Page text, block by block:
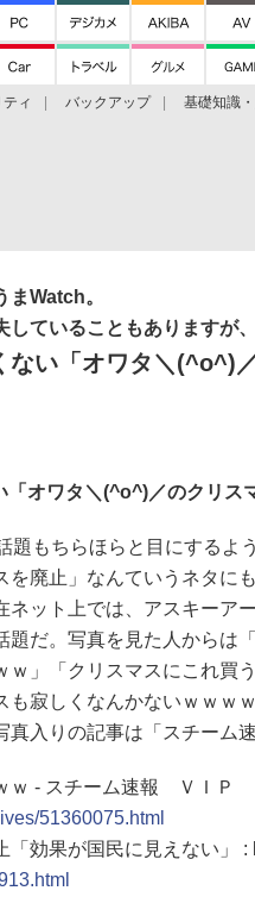
ィ バックアップ 基礎知識
まWatch。
ていることもありますが
ない「オワタ＼(^o^)
オワタ＼(^o^)／のクリス
もちらほらと目にするよ
を廃止」なんていうネタに
ネット上では、アスキーア
だ。写真を見た人からは
ｗ」「クリスマスにこれ買
も寂しくなんかないｗｗｗ
真入りの記事は「スチーム
ｗ - スチーム速報 ＶＩＰ
51360075.html
効果が国民に見えない」 :